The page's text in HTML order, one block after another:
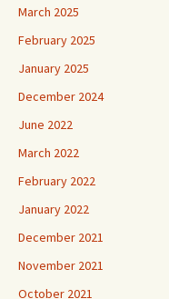
March 2025
February 2025
January 2025
December 2024
June 2022
March 2022
February 2022
January 2022
December 2021
November 2021
October 2021